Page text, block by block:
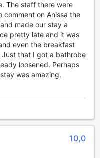
siitä täydellisen
moderni kuntosali
jotka
Olitpa sitten
varmasti sopivat
Kuntosali on
joten voit treenata
ympäristöstä.
upean ulkouima-
treenin jälkeen.
ja virkistävästä
The staff there were
on Anissa the
made our stay a
pretty late and it was
even the breakfast
Just that I got a bathrobe
loosened. Perhaps
was amazing.
10,0